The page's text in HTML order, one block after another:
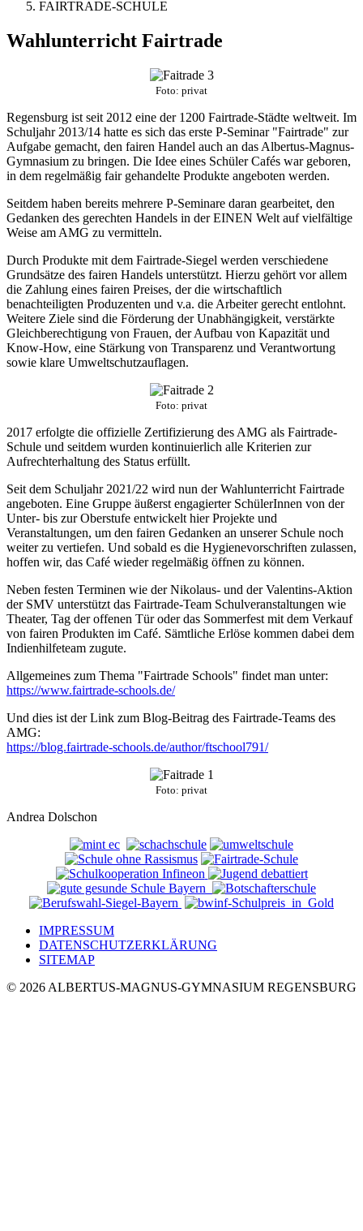
FAIRTRADE-SCHULE
Wahlunterricht Fairtrade
Foto: privat
Regensburg ist seit 2012 eine der 1200 Fairtrade-Städte weltweit. Im
Schuljahr 2013/14 hatte es sich das erste P-Seminar "Fairtrade" zur
Aufgabe gemacht, den fairen Handel auch an das Albertus-Magnus-
Gymnasium zu bringen. Die Idee eines Schüler Cafés war geboren,
in dem regelmäßig fair gehandelte Produkte angeboten werden.
Seitdem haben bereits mehrere P-Seminare daran gearbeitet, den
Gedanken des gerechten Handels in der EINEN Welt auf vielfältige
Weise am AMG zu vermitteln.
Durch Produkte mit dem Fairtrade-Siegel werden verschiedene
Grundsätze des fairen Handels unterstützt. Hierzu gehört vor allem
die Zahlung eines fairen Preises, der die wirtschaftlich
benachteiligten Produzenten und v.a. die Arbeiter gerecht entlohnt.
Weitere Ziele sind die Förderung der Unabhängigkeit, verstärkte
Gleichberechtigung von Frauen, der Aufbau von Kapazität und
Know-How, eine Stärkung von Transparenz und Verantwortung
sowie klare Umweltschutzauflagen.
Foto: privat
2017 erfolgte die offizielle Zertifizierung des AMG als Fairtrade-
Schule und seitdem wurden kontinuierlich alle Kriterien zur
Aufrechterhaltung des Status erfüllt.
Seit dem Schuljahr 2021/22 wird nun der Wahlunterricht Fairtrade
angeboten. Eine Gruppe äußerst engagierter SchülerInnen von der
Unter- bis zur Oberstufe entwickelt hier Projekte und
Veranstaltungen, um den fairen Gedanken an unserer Schule noch
weiter zu vertiefen. Und sobald es die Hygienevorschriften zulassen,
hoffen wir, das Café wieder regelmäßig öffnen zu können.
Neben festen Terminen wie der Nikolaus- und der Valentins-Aktion
der SMV unterstützt das Fairtrade-Team Schulveranstaltungen wie
Theater, Tag der offenen Tür oder das Sommerfest mit dem Verkauf
von fairen Produkten im Café. Sämtliche Erlöse kommen dabei dem
Indienhilfeteam zugute.
Allgemeines zum Thema "Fairtrade Schools" findet man unter:
https://www.fairtrade-schools.de/
Und dies ist der Link zum Blog-Beitrag des Fairtrade-Teams des
AMG:
https://blog.fairtrade-schools.de/author/ftschool791/
Foto: privat
Andrea Dolschon
IMPRESSUM
DATENSCHUTZERKLÄRUNG
SITEMAP
© 2026 ALBERTUS-MAGNUS-GYMNASIUM REGENSBURG